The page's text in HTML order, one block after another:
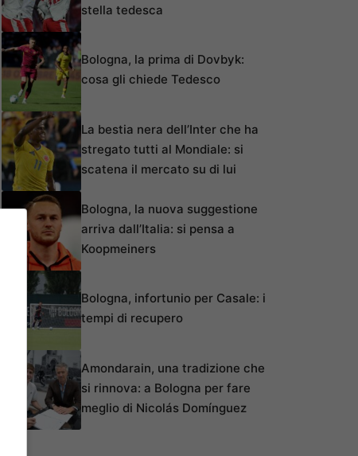
stella tedesca
Bologna, la prima di Dovbyk:
cosa gli chiede Tedesco
La bestia nera dell’Inter che ha
stregato tutti al Mondiale: si
scatena il mercato su di lui
Bologna, la nuova suggestione
arriva dall’Italia: si pensa a
Koopmeiners
Bologna, infortunio per Casale: i
tempi di recupero
Amondarain, una tradizione che
si rinnova: a Bologna per fare
meglio di Nicolás Domínguez